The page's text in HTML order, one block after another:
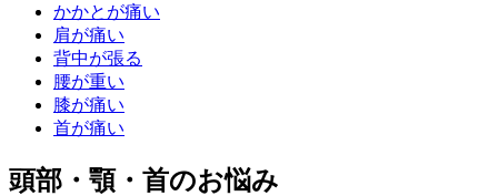
かかとが痛い
肩が痛い
背中が張る
腰が重い
膝が痛い
首が痛い
頭部・顎・首のお悩み